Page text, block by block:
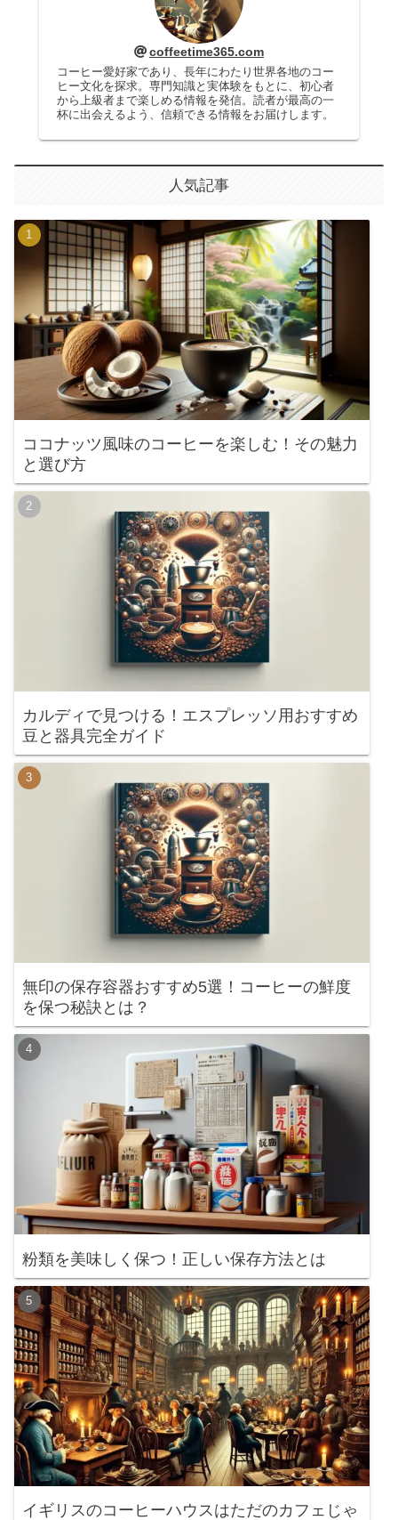
coffeetime365.com
コーヒー愛好家であり、長年にわたり世界各地のコー
ヒー文化を探求。専門知識と実体験をもとに、初心者
から上級者まで楽しめる情報を発信。読者が最高の一
杯に出会えるよう、信頼できる情報をお届けします。
人気記事
ココナッツ風味のコーヒーを楽しむ！その魅力
と選び方
カルディで見つける！エスプレッソ用おすすめ
豆と器具完全ガイド
無印の保存容器おすすめ5選！コーヒーの鮮度
を保つ秘訣とは？
粉類を美味しく保つ！正しい保存方法とは
イギリスのコーヒーハウスはただのカフェじゃ